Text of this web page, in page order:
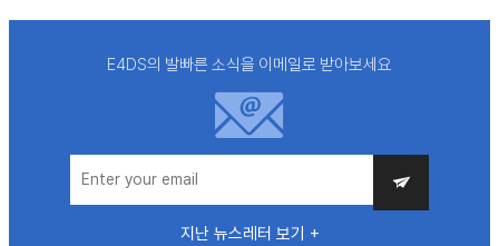
E4DS의 발빠른 소식을 이메일로 받아보세요
지난 뉴스레터 보기 +